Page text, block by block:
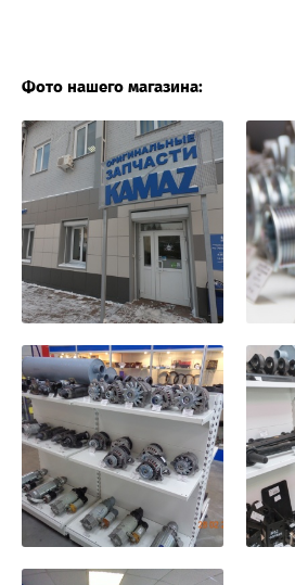
Фото нашего магазина: